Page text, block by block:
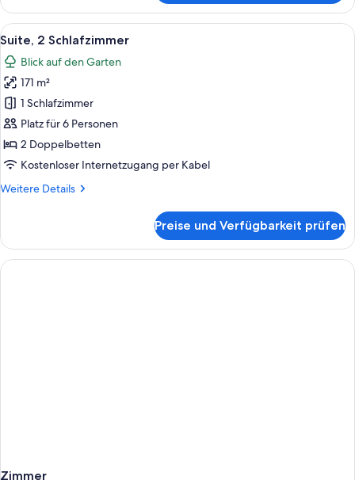
2 Schlafzimmer
Alle
Fotos
für
Suite,
2 Schlafzimmer
anzeigen
Ein moderner Essbereich mit einem
12
Suite, 2 Schlafzimmer
Blick auf den Garten
171 m²
1 Schlafzimmer
Platz für 6 Personen
2 Doppelbetten
Kostenloser Internetzugang per Kabel
Weitere Details
Weitere
2 Schlafzimmer
Preise und Verfügbarkeit prüfen
Zimmer